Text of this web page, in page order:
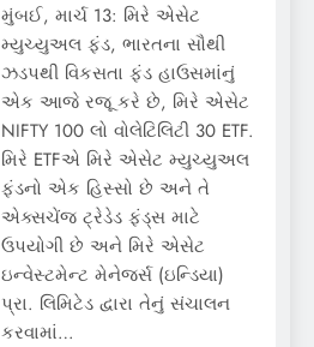
મુંબઈ, માર્ચ 13: મિરે એસેટ
મ્યુચ્યુઅલ ફંડ, ભારતના સૌથી
ઝડપથી વિકસતા ફંડ હાઉસમાંનું
એક આજે રજૂ કરે છે, મિરે એસેટ
NIFTY 100 લો વોલેટિલિટી 30 ETF.
મિરે ETFએ મિરે એસેટ મ્યુચ્યુઅલ
ફંડનો એક હિસ્સો છે અને તે
એક્સચેંજ ટ્રેડેડ ફંડ્સ માટે
ઉપયોગી છે અને મિરે એસેટ
ઇન્વેસ્ટમેન્ટ મેનેજર્સ (ઇન્ડિયા)
પ્રા. લિમિટેડ દ્વારા તેનું સંચાલન
કરવામાં…